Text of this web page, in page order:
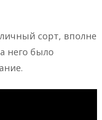
сорт, вполне
него было